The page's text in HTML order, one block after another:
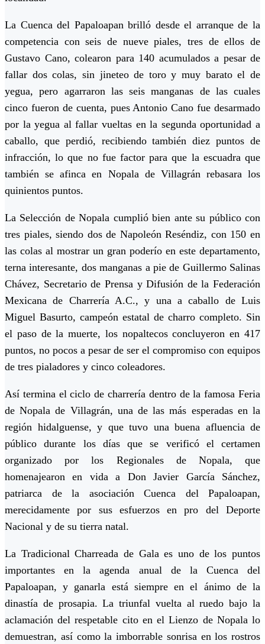
La Cuenca del Papaloapan brilló desde el arranque de la
competencia con seis de nueve piales, tres de ellos de
Gustavo Cano, colearon para 140 acumulados a pesar de
fallar dos colas, sin jineteo de toro y muy barato el de
yegua, pero agarraron las seis manganas de las cuales
cinco fueron de cuenta, pues Antonio Cano fue desarmado
por la yegua al fallar vueltas en la segunda oportunidad a
caballo, que perdió, recibiendo también diez puntos de
infracción, lo que no fue factor para que la escuadra que
también se afinca en Nopala de Villagrán rebasara los
quinientos puntos.
La Selección de Nopala cumplió bien ante su público con
tres piales, siendo dos de Napoleón Reséndiz, con 150 en
las colas al mostrar un gran poderío en este departamento,
terna interesante, dos manganas a pie de Guillermo Salinas
Chávez, Secretario de Prensa y Difusión de la Federación
Mexicana de Charrería A.C., y una a caballo de Luis
Miguel Basurto, campeón estatal de charro completo. Sin
el paso de la muerte, los nopaltecos concluyeron en 417
puntos, no pocos a pesar de ser el compromiso con equipos
de tres pialadores y cinco coleadores.
Así termina el ciclo de charrería dentro de la famosa Feria
de Nopala de Villagrán, una de las más esperadas en la
región hidalguense, y que tuvo una buena afluencia de
público durante los días que se verificó el certamen
organizado por los Regionales de Nopala, que
homenajearon en vida a Don Javier García Sánchez,
patriarca de la asociación Cuenca del Papaloapan,
merecidamente por sus esfuerzos en pro del Deporte
Nacional y de su tierra natal.
La Tradicional Charreada de Gala es uno de los puntos
importantes en la agenda anual de la Cuenca del
Papaloapan, y ganarla está siempre en el ánimo de la
dinastía de prosapia. La triunfal vuelta al ruedo bajo la
aclamación del respetable cito en el Lienzo de Nopala lo
demuestran, así como la imborrable sonrisa en los rostros